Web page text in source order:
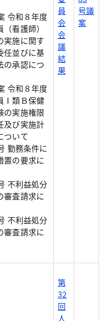
令和８年度
看護師）
実施に関す
任並びに基
の承認につ
令和８年度
Ⅰ類Ｂ保健
の実施権限
及び実施計
ついて
勤務条件に
置の要求に
不利益処分
審査請求に
不利益処分
審査請求に
員
会
会
議
結
果
号議
案
第
32
回
人